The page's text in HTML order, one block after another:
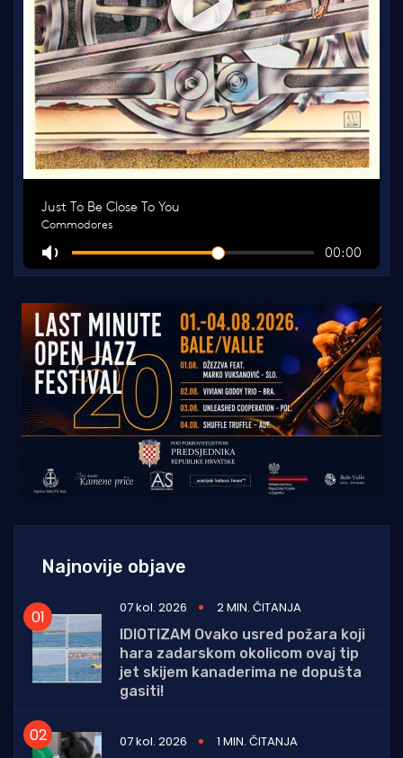
Najnovije objave
07 kol. 2026
2 MIN. ČITANJA
IDIOTIZAM Ovako usred požara koji
hara zadarskom okolicom ovaj tip
jet skijem kanaderima ne dopušta
gasiti!
07 kol. 2026
1 MIN. ČITANJA